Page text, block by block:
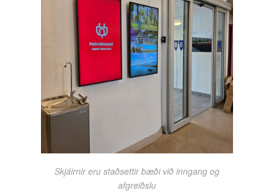
Skjáirnir eru staðsettir bæði við inngang og
afgreiðslu